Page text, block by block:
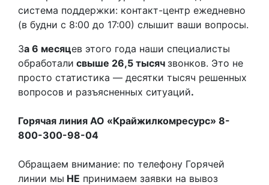
система поддержки: контакт-центр ежедневно
(в будни с 8:00 до 17:00) слышит ваши вопросы.
За 6 месяцев этого года наши специалисты
обработали свыше 26,5 тысяч звонков. Это не
просто статистика — десятки тысяч решенных
вопросов и разъясненных ситуаций.
Горячая линия АО «Крайжилкомресурс» 8-
800-300-98-04
Обращаем внимание: по телефону Горячей
линии мы НЕ принимаем заявки на вывоз